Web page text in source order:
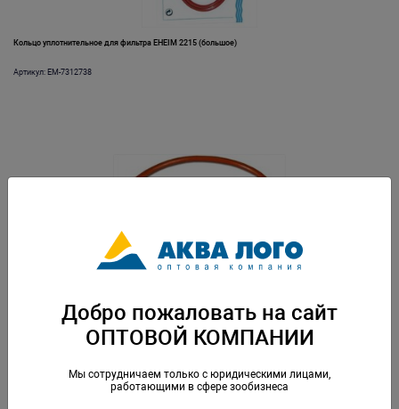
Кольцо уплотнительное для фильтра EHEIM 2215 (большое)
Артикул: EM-7312738
Артикул: EM-7287148Добро пожаловать на сайт
ОПТОВОЙ КОМПАНИИ
Мы сотрудничаем только с юридическими лицами,
работающими в сфере зообизнеса